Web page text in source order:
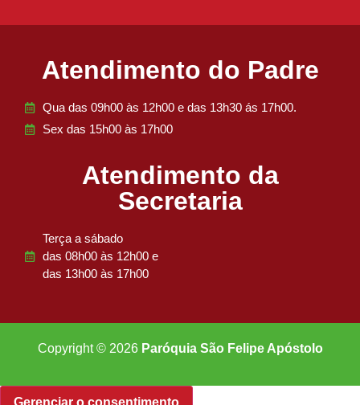
Atendimento do Padre
Qua das 09h00 às 12h00 e das 13h30 ás 17h00.
Sex das 15h00 às 17h00
Atendimento da
Secretaria
Terça a sábado
das 08h00 às 12h00 e
das 13h00 às 17h00
Copyright © 2026 Paróquia São Felipe Apóstolo